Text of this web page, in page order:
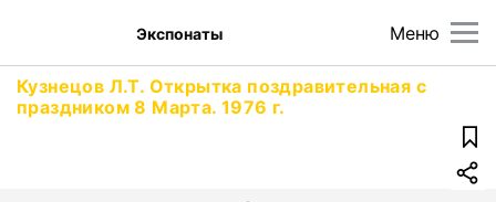
Меню
Экспонаты
Кузнецов Л.Т. Открытка поздравительная с
праздником 8 Марта. 1976 г.